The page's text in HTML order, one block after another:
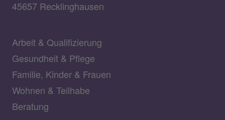
45657 Recklinghausen
Arbeit & Qualifizierung
Gesundheit & Pflege
Familie, Kinder & Frauen
Wohnen & Teilhabe
Beratung